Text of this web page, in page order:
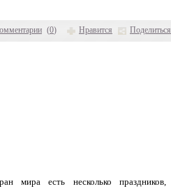
(0) Нравится Поделиться
мира есть несколько праздников,